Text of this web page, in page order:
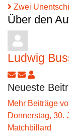
Zwei
Über den
Ludwig
Updates
Abo von
Ludwig
Neueste
Mehr Beiträge
Donnerstag, 30.
Matchbillard